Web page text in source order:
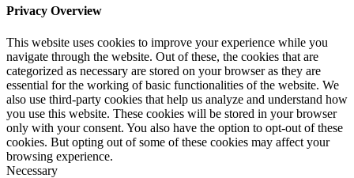
Privacy Overview
This website uses cookies to improve your experience while you
navigate through the website. Out of these, the cookies that are
categorized as necessary are stored on your browser as they are
essential for the working of basic functionalities of the website. We
also use third-party cookies that help us analyze and understand how
you use this website. These cookies will be stored in your browser
only with your consent. You also have the option to opt-out of these
cookies. But opting out of some of these cookies may affect your
browsing experience.
Necessary